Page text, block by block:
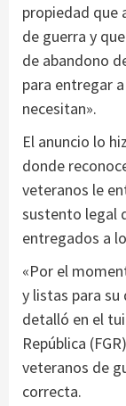
propiedad que
de guerra y
de abandono
para entregar
necesitan».
El anuncio lo
donde
veteranos le
sustento legal
entregados a
«Por el
y listas para
detalló en el
República
veteranos de
correcta.